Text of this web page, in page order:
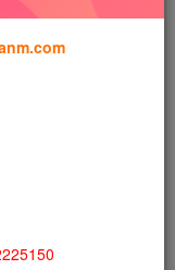
文
，核心作用是定
态，通过修改可
场景” 等个性化设